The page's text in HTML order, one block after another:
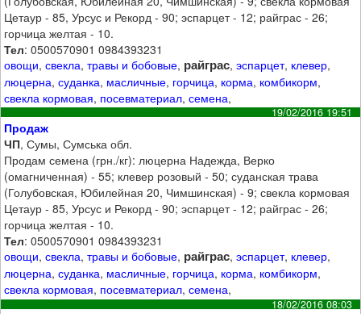
Цетаур - 85, Урсус и Рекорд - 90; эспарцет - 12; райграс - 26;
горчица желтая - 10.
Тел: 0500570901 0984393231
овощи,свекла,травы и бобовые, райграс,эспарцет, клевер,
люцерна,суданка, масличные, горчица, корма, комбикорм,
свекла кормовая, посевматериал,семена,
19/02/2016 19:51
Продаж
ЧП, Сумы, Сумська обл.
Продам семена (грн./кг): люцерна Надежда, Верко
(омагниченная) - 55; клевер розовый - 50; суданская трава
(Голубовская, Юбилейная 20, Чимшинская) - 9; свекла кормовая
Цетаур - 85, Урсус и Рекорд - 90; эспарцет - 12; райграс - 26;
горчица желтая - 10.
Тел: 0500570901 0984393231
овощи,свекла,травы и бобовые, райграс,эспарцет, клевер,
люцерна,суданка, масличные, горчица, корма, комбикорм,
свекла кормовая, посевматериал,семена,
18/02/2016 08:03